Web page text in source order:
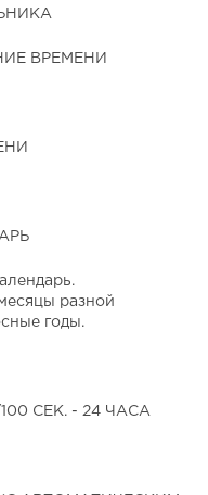
ВРЕМЕНИ
разной
годы.
СЕК. - 24 ЧАСА